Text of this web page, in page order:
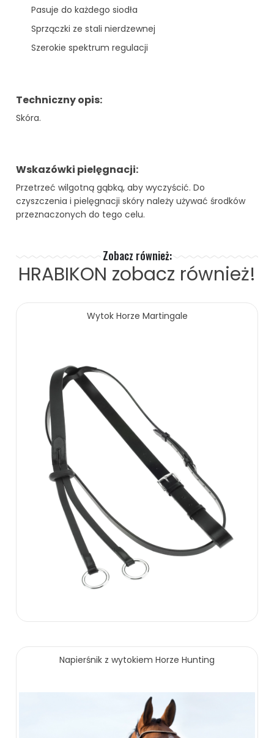
Pasuje do każdego siodła
Sprzączki ze stali nierdzewnej
Szerokie spektrum regulacji
Techniczny opis:
Skóra.
Wskazówki pielęgnacji:
Przetrzeć wilgotną gąbką, aby wyczyścić. Do
czyszczenia i pielęgnacji skóry należy używać środków
przeznaczonych do tego celu.
Zobacz również:
HRABIKON zobacz również!
Wytok Horze Martingale
129.00 zł
Napierśnik z wytokiem Horze Hunting